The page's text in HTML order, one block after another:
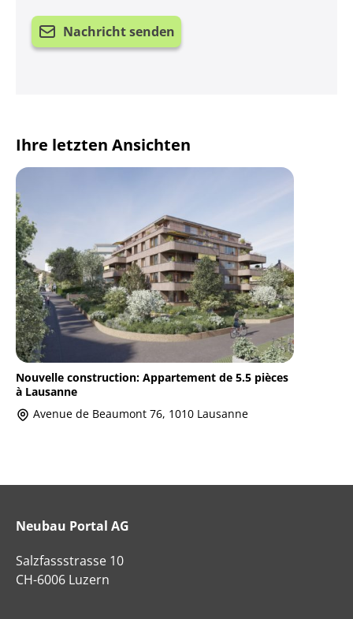
Nachricht senden
Ihre letzten Ansichten
Nouvelle construction: Appartement de 5.5 pièces
à Lausanne
Avenue de Beaumont 76, 1010 Lausanne
Neubau Portal AG
Salzfassstrasse 10
CH-6006 Luzern